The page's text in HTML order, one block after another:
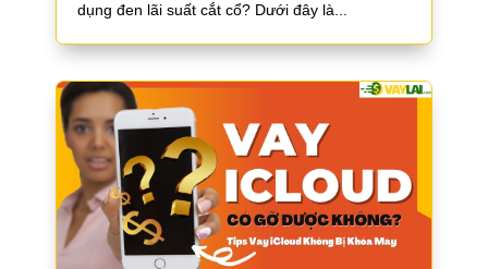
dụng đen lãi suất cắt cổ? Dưới đây là...